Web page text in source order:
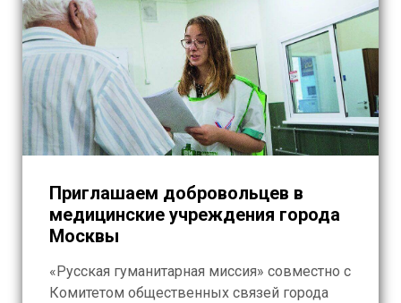
Приглашаем добровольцев в
медицинские учреждения города
Москвы
«Русская гуманитарная миссия» совместно с
Комитетом общественных связей города